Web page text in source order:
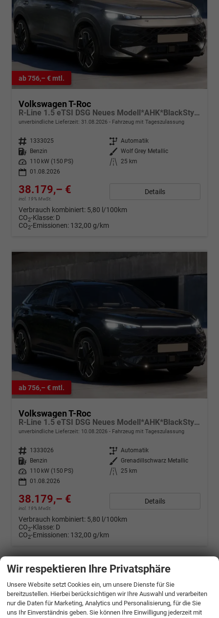
ab 756,– € mtl.
Volkswagen T-Roc
R-Line 1.5 eTSI DSG Neues Modell*AHK*BlackStyle*Matrix*19"*Android Auto*EasyOpen*SHZ*Kamera*ParkAsstPro*ACC*Keyless
unverbindliche Lieferzeit: 31.08.2026 Fahrzeug mit Tageszulassung
Fahrzeugnr. 1333025 Getriebe Automatik
Kraftstoff
Benzin Außenfarbe Wolf Grey Metallic
Leistung
110 kW (150 PS) Kilometerstand
25 km
01.08.2026
38.179,– €
incl. 19% MwSt.
Details
Verbrauch kombiniert: 5,80 l/100km
CO2-Klasse: D
CO2-Emissionen: 132,00 g/km
ab 756,– € mtl.
Volkswagen T-Roc
R-Line 1.5 eTSI DSG Neues Modell*AHK*BlackStyle*Matrix*19"*Android Auto*EasyOpen*SHZ*Kamera*ParkAsstPro*ACC*Keyless
unverbindliche Lieferzeit: 10.08.2026 Fahrzeug mit Tageszulassung
Fahrzeugnr. 1333026 Getriebe Automatik
Kraftstoff
Benzin Außenfarbe
Grenadillschwarz Metallic
Leistung
110 kW (150 PS) Kilometerstand
25 km
01.08.2026
38.179,– €
incl. 19% MwSt.
Details
Verbrauch kombiniert: 5,80 l/100km
CO2-Klasse: D
CO2-Emissionen: 132,00 g/km
Wir respektieren Ihre Privatsphäre
Unsere Website setzt Cookies ein, um unsere Dienste für Sie
bereitzustellen. Hierbei berücksichtigen wir Ihre Auswahl und verarbeiten
nur die Daten für Marketing, Analytics und Personalisierung, für die Sie
uns Ihr Einverständnis geben. Sie können Ihre Einwilligung jederzeit mit